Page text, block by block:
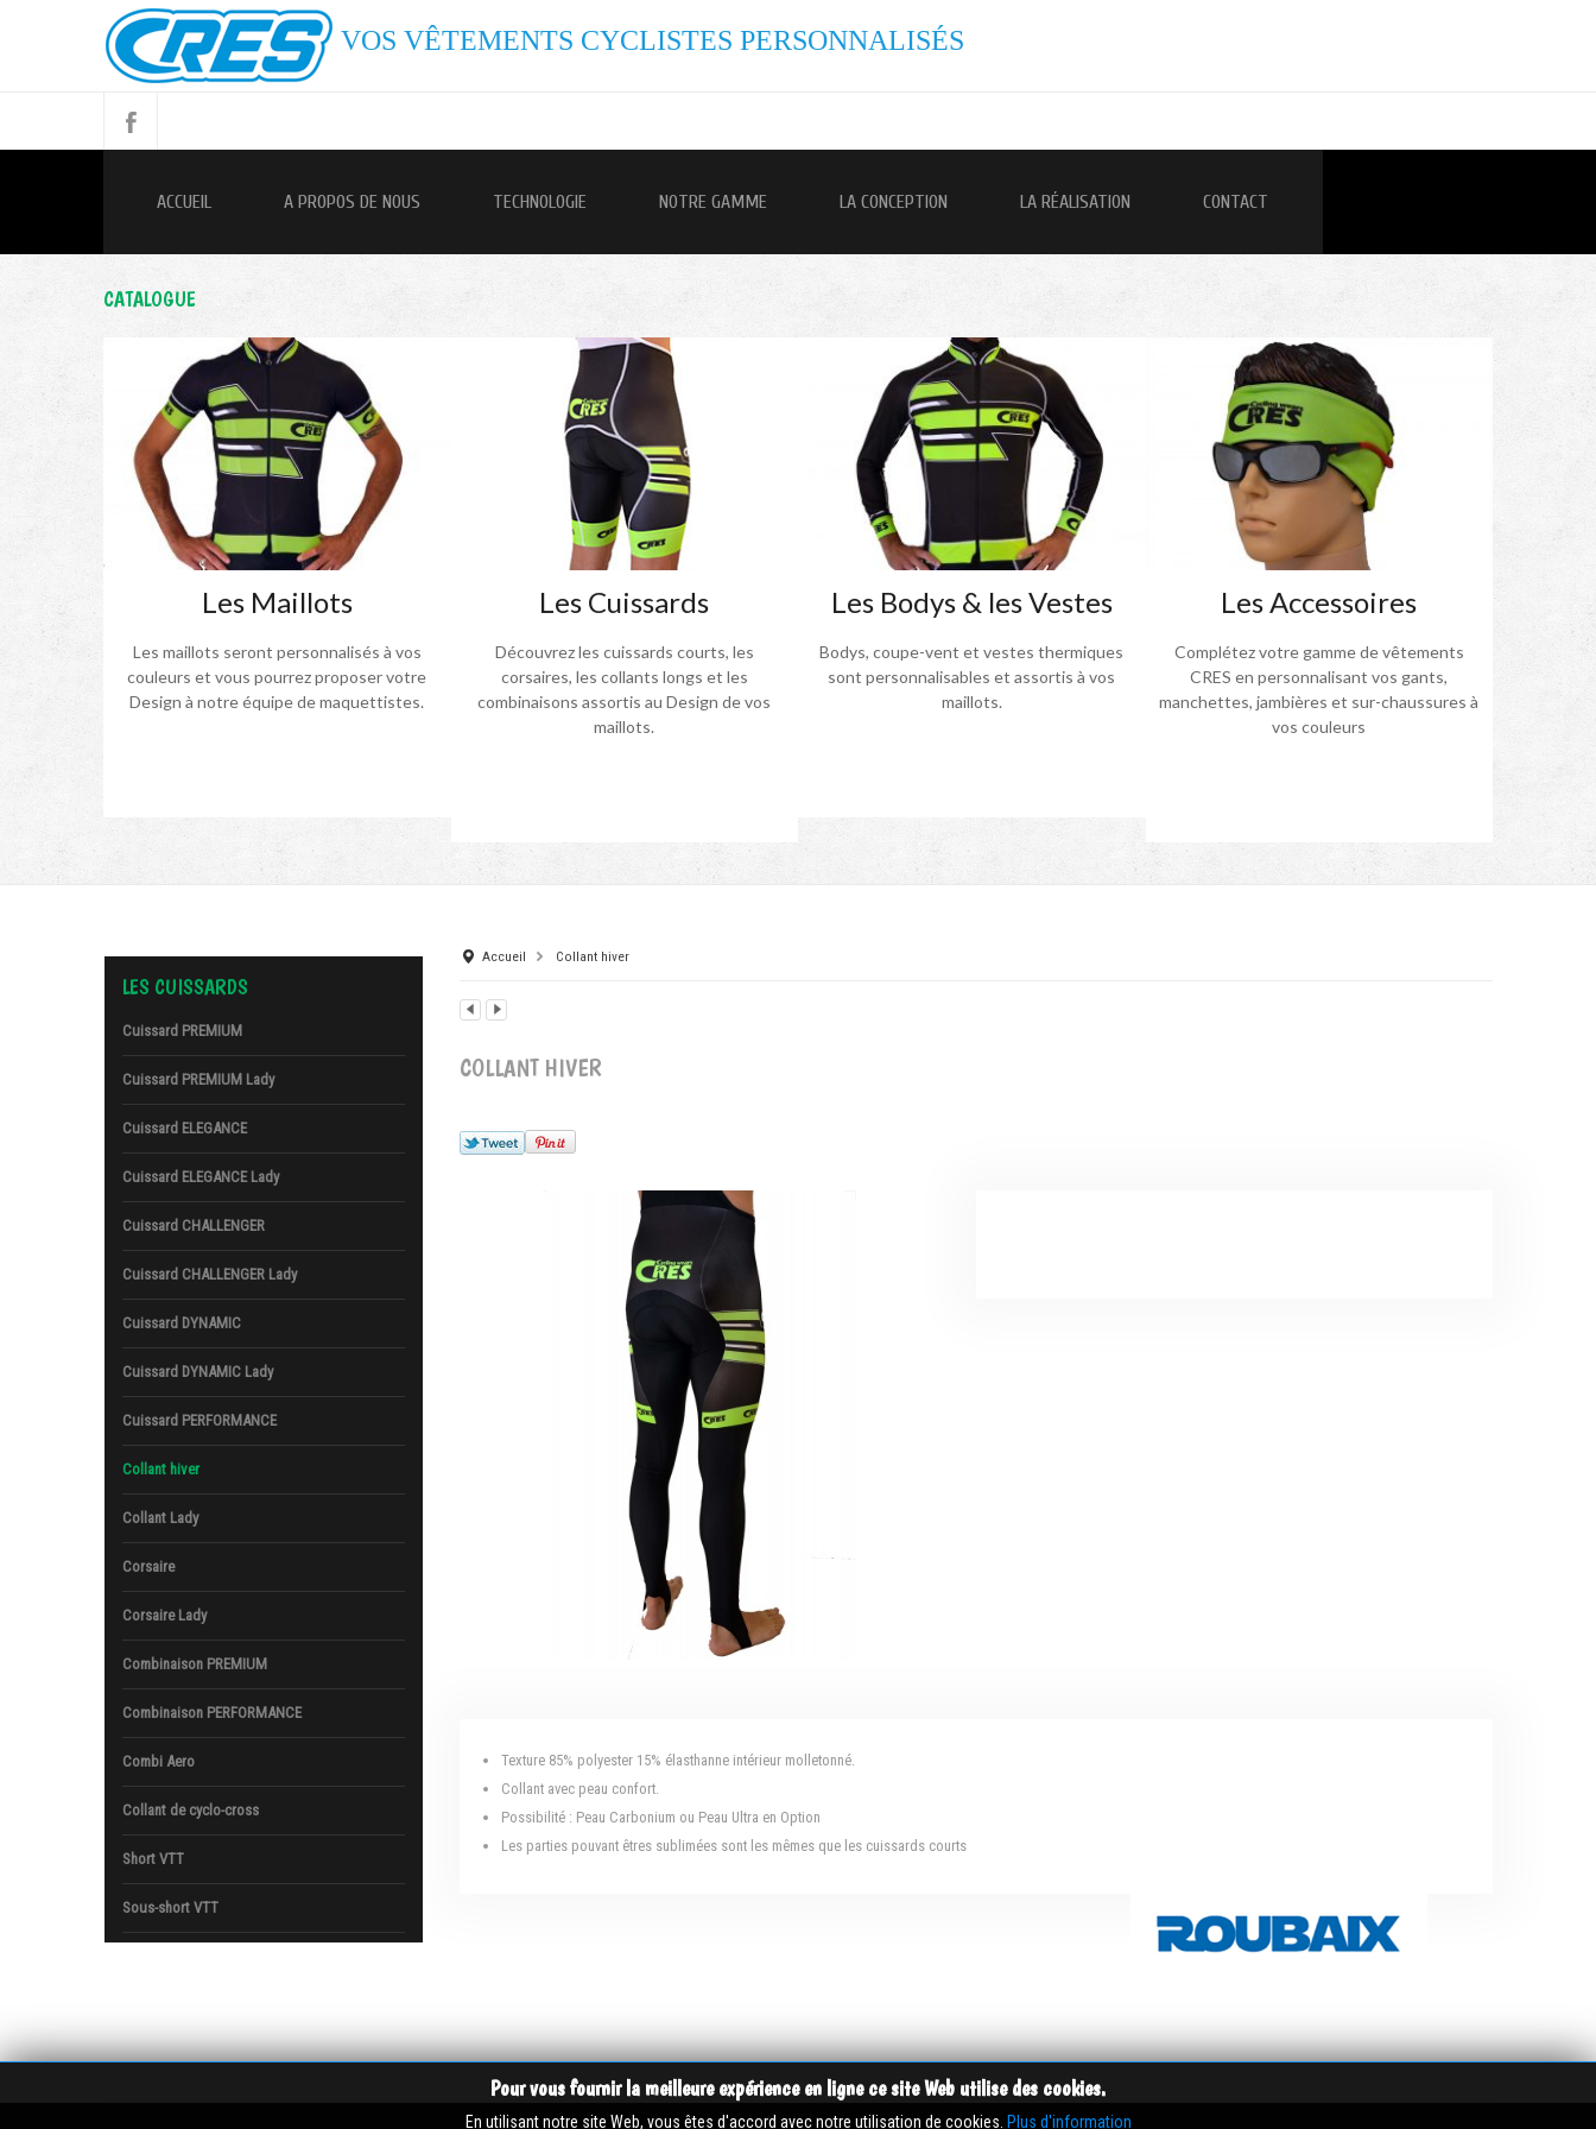
VOS VÊTEMENTS CYCLISTES PERSONNALISÉS
ACCUEIL A PROPOS DE NOUS TECHNOLOGIE NOTRE GAMME LA CONCEPTION LA RÉALISATION CONTACT
CATALOGUE
Les Maillots
Les maillots seront personnalisés à vos
couleurs et vous pourrez proposer votre
Design à notre équipe de maquettistes.
Les Cuissards
Découvrez les cuissards courts, les
corsaires, les collants longs et les
combinaisons assortis au Design de vos
maillots.
Les Bodys & les Vestes
Bodys, coupe-vent et vestes thermiques
sont personnalisables et assortis à vos
maillots.
Les Accessoires
Complétez votre gamme de vêtements
CRES en personnalisant vos gants,
manchettes, jambières et sur-chaussures à
vos couleurs
Accueil Collant hiver
COLLANT HIVER
Texture 85% polyester 15% élasthanne intérieur molletonné.
Collant avec peau confort.
Possibilité : Peau Carbonium ou Peau Ultra en Option
Les parties pouvant êtres sublimées sont les mêmes que les cuissards courts
LES CUISSARDS
Cuissard PREMIUM
Cuissard PREMIUM Lady
Cuissard ELEGANCE
Cuissard ELEGANCE Lady
Cuissard CHALLENGER
Cuissard CHALLENGER Lady
Cuissard DYNAMIC
Cuissard DYNAMIC Lady
Cuissard PERFORMANCE
Collant hiver
Collant Lady
Corsaire
Corsaire Lady
Combinaison PREMIUM
Combinaison PERFORMANCE
Combi Aero
Collant de cyclo-cross
Short VTT
Sous-short VTT
Pour vous fournir la meilleure expérience en ligne ce site Web utilise des cookies.
En utilisant notre site Web, vous êtes d'accord avec notre utilisation de cookies. Plus d'information